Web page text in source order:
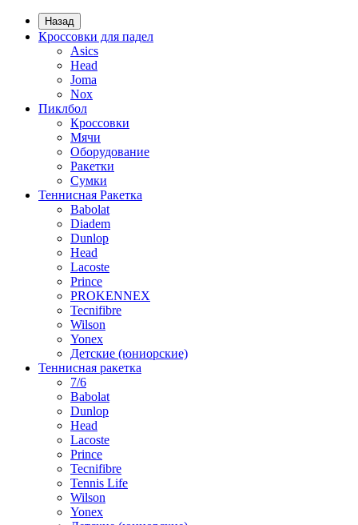
Назад
Кроссовки для падел
Asics
Head
Joma
Nox
Пиклбол
Кроссовки
Мячи
Оборудование
Ракетки
Сумки
Теннисная Ракетка
Babolat
Diadem
Dunlop
Head
Lacoste
Prince
PROKENNEX
Tecnifibre
Wilson
Yonex
Детские (юниорские)
Теннисная ракетка
7/6
Babolat
Dunlop
Head
Lacoste
Prince
Tecnifibre
Tennis Life
Wilson
Yonex